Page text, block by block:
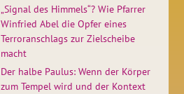
„Signal des Himmels“? Wie Pfarrer
Winfried Abel die Opfer eines
Terroranschlags zur Zielscheibe
macht
Der halbe Paulus: Wenn der Körper
zum Tempel wird und der Kontext